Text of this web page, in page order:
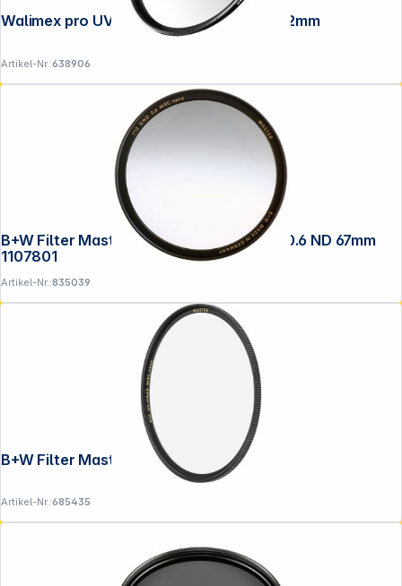
Walimex pro UV-Filter Slim Super DMC 72mm
Artikel-Nr.:638906
B+W Filter Master Line Verlauf 712 GND 0.6 ND 67mm
1107801
Artikel-Nr.:835039
B+W Filter Master UV MRC 49mm Nano
Artikel-Nr.:685435